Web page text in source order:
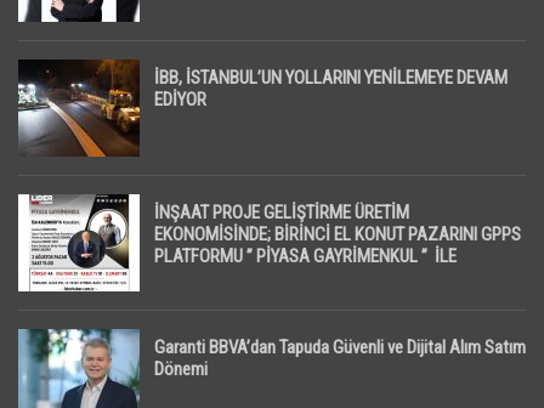
İBB, İSTANBUL’UN YOLLARINI YENİLEMEYE DEVAM
EDİYOR
İNŞAAT PROJE GELİŞTİRME ÜRETİM
EKONOMİSİNDE; BİRİNCİ EL KONUT PAZARINI GPPS
PLATFORMU ” PİYASA GAYRİMENKUL ” İLE
Garanti BBVA’dan Tapuda Güvenli ve Dijital Alım Satım
Dönemi